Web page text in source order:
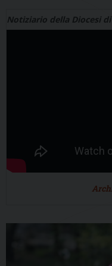
Notiziario della Diocesi